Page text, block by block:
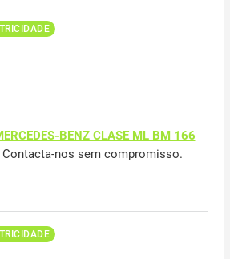
BENZ CLASE ML BM 166
Contacta-nos sem compromisso.